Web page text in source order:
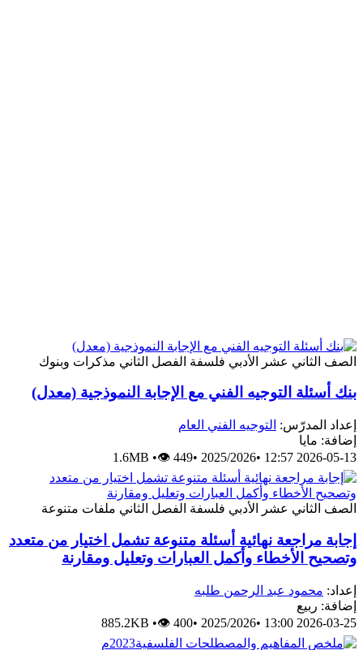
الصف الثاني عشر الأدبي فلسفة الفصل الثاني مذكرات وبنوك
بنك أسئلة التوجيه الفني مع الإجابة النموذجية (معدل)
إعداد المدرّس: التوجيه الفني العام
إضافة: مايا
2026-05-13 12:57
•
2025/2026
•
1.6MB •👁 449
الصف الثاني عشر الأدبي فلسفة الفصل الثاني ملفات متنوعة
إجابة مراجعة نهائية أسئلة متنوعة تشمل اختيار من متعدد
وتصحيح الأخطاء وأكمل العبارات وتعليل ومقارنة
إعداد: محمود عبد الرحمن طلبه
إضافة: ربيع
2026-03-25 13:00
•
2025/2026
•
885.2KB •👁 400